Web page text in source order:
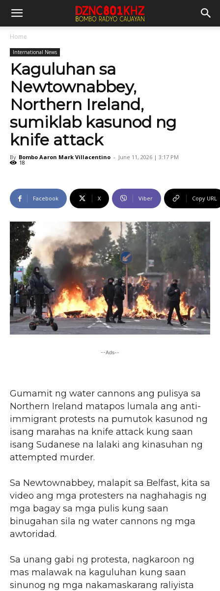
Home
International News
Kaguluhan sa
Newtownabbey,
Northern Ireland,
sumiklab kasunod ng
knife attack
By Bombo Aaron Mark Villacentino - June 11, 2026 | 3:17 PM
18
Facebook X Viber Copy URL
--Ads--
Gumamit ng water cannons ang pulisya sa
Northern Ireland matapos lumala ang anti-
immigrant protests na pumutok kasunod ng
isang marahas na knife attack kung saan
isang Sudanese na lalaki ang kinasuhan ng
attempted murder.
Sa Newtownabbey, malapit sa Belfast, kita sa
video ang mga protesters na naghahagis ng
mga bagay sa mga pulis kung saan
binugahan sila ng water cannons ng mga
awtoridad.
Sa unang gabi ng protesta, nagkaroon ng
mas malawak na kaguluhan kung saan
sinunog ng mga nakamaskarang raliyista